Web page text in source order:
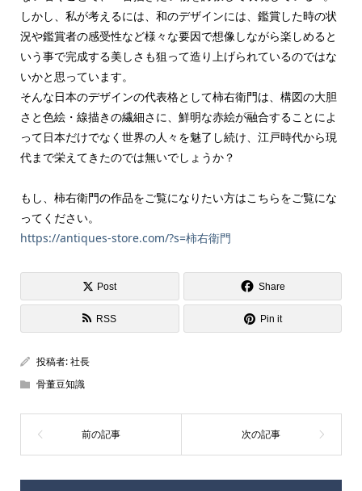
しかし、私が考えるには、和のデザインには、鑑賞した時の状
況や鑑賞者の感受性など様々な要因で想像しながら楽しめると
いう事で完成する美しさも狙って造り上げられているのではな
いかと思っています。
そんな日本のデザインの代表格として柿右衛門は、構図の大胆
さと色絵・線描きの繊細さに、鮮明な赤絵が融合することによ
って日本だけでなく世界の人々を魅了し続け、江戸時代から現
代まで栄えてきたのでは無いでしょうか？
もし、柿右衛門の作品をご覧になりたい方はこちらをご覧にな
ってください。
https://antiques-store.com/?s=柿右衛門
Post Share
RSS Pin it
投稿者:社長
骨董豆知識